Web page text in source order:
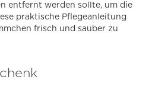
entfernt werden sollte, um die
praktische Pflegeanleitung
frisch und sauber zu